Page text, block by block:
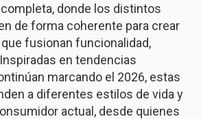
donde los distintos
de forma coherente para crear
fusionan funcionalidad,
en tendencias
marcando el 2026, estas
a diferentes estilos de vida y
actual, desde quienes